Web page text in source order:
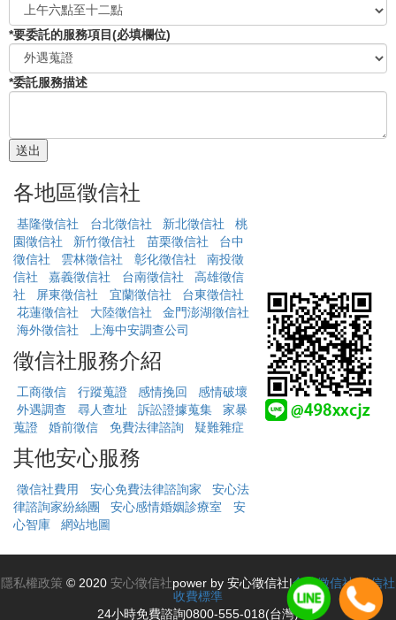
*要委託的服務項目(必填欄位)
*委託服務描述
各地區徵信社
基隆徵信社 台北徵信社 新北徵信社
桃
園徵信社
新竹徵信社 苗栗徵信社
台中
徵信社
雲林徵信社 彰化徵信社
南投徵
信社
嘉義徵信社 台南徵信社
高雄徵信
社
屏東徵信社 宜蘭徵信社
台東徵信社
花蓮徵信社
大陸徵信社
金門澎湖徵信社
海外徵信社
上海中安調查公司
徵信社服務介紹
工商徵信 行蹤蒐證 感情挽回
感情破壞
外遇調查
尋人查址 訴訟證據蒐集
家暴
蒐證
婚前徵信 免費法律諮詢 疑難雜症
其他安心服務
徵信社費用 安心免費法律諮詢家
安心法
律諮詢家紛絲團
安心感情婚姻診療室
安
心智庫
網站地圖
隱私權政策 © 2020 安心徵信社power by 安心徵信社|合法徵信社| 徵信社
收費標準
24小時免費諮詢0800-555-018(台灣)